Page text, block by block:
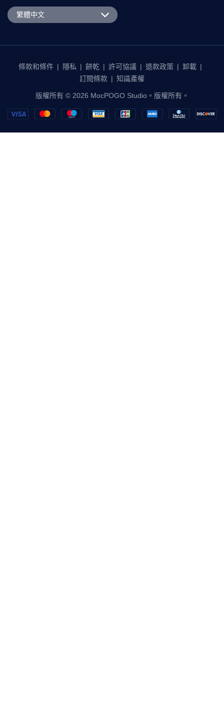
繁體中文
Português
日本語
繁體中文
Français
Deutsch
條款和條件 | 隱私 | 餅乾 | 許可協議 | 退款政策 | 卸載 |
訂閱條款 | 知識產權
版權所有 © 2026 MocPOGO Studio。版權所有。